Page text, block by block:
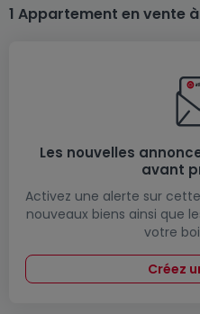
1 Appartement en vente
Les nouvelles
avant
Activez une alerte sur
nouveaux biens ainsi que
votre
Créez